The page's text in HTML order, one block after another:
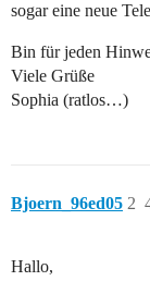
sogar eine neue
Bin für jeden
Viele Grüße
Sophia (ratlos…)
Bjoern_96ed05 2
Hallo,